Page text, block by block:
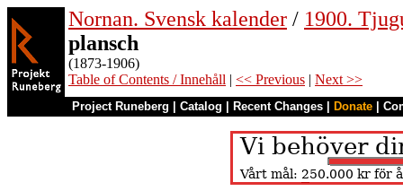
Nornan. Svensk kalender / 1900.
plansch
(1873-1906)
Table of Contents / Innehåll | << Previous | Next >>
Project Runeberg Catalog Recent Changes Donate